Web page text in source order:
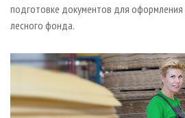
ИНСТРУМЕНТ И МАТЕРИАЛЫ
БИБЛИОТЕКА СПЕЦИАЛИСТА
подготовке документов для
лесного фонда.